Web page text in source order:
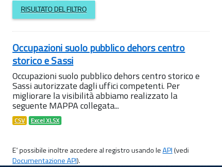
RISULTATO DEL FILTRO
Occupazioni suolo pubblico dehors centro
storico e Sassi
Occupazioni suolo pubblico dehors centro storico e
Sassi autorizzate dagli uffici competenti. Per
migliorare la visibilità abbiamo realizzato la
seguente MAPPA collegata...
CSV Excel XLSX
E' possibile inoltre accedere al registro usando leAPI(vedi
Documentazione API).